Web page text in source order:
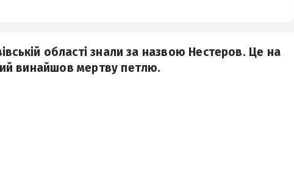
області знали за назвою Нестеров. Це на
винайшов мертву петлю.